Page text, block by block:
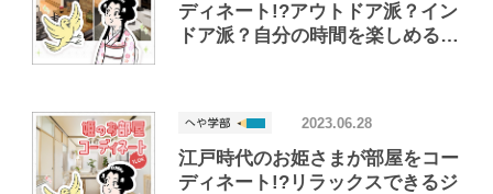
ディネート!?アウトドア派？イン
ドア派？自分の時間を楽しめる１
江戸時代のお姫さまが部屋をコー
ディネート!?リラックスできるジ
2023.06.28